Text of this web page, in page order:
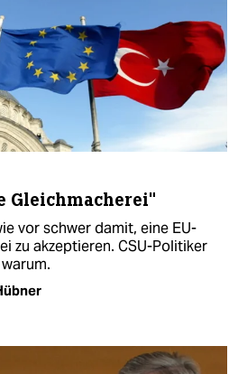
vor schwer damit, eine EU-
zu akzeptieren. CSU-Politiker